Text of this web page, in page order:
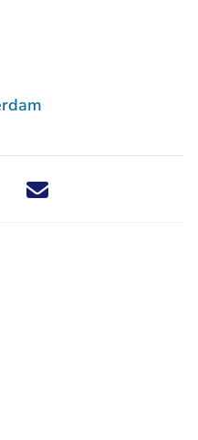
dit nieuwsbericht via X -
Deel dit nieuwsbericht via
Deel dit nieuwsbericht
Deel dit